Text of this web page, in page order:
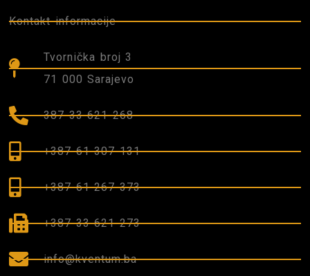
Kontakt informacije
Tvornička broj 3
71 000 Sarajevo
387 33 621 268
+387 61 307 131
+387 61 267 373
+387 33 621 273
info@kventum.ba